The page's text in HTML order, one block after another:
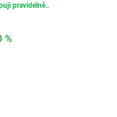
pravidelně..
%